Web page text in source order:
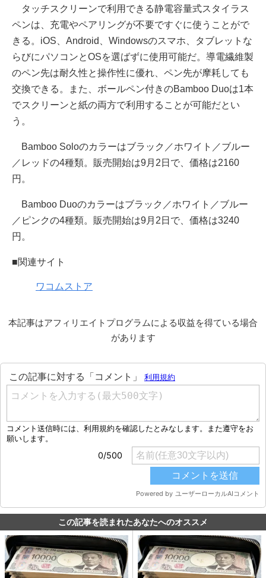
タッチスクリーンで利用できる静電容量式スタイラス
ペンは、充電やペアリングが不要ですぐに使うことがで
きる。iOS、Android、Windowsのスマホ、タブレットな
らびにパソコンとOSを選ばずに使用可能だ。導電繊維製
のペン先は耐久性と操作性に優れ、ペン先が摩耗しても
交換できる。また、ボールペン付きのBamboo Duoは1本
でスクリーンと紙の両方で利用することが可能だとい
う。
Bamboo Soloのカラーはブラック／ホワイト／ブルー
／レッドの4種類。販売開始は9月2日で、価格は2160
円。
Bamboo Duoのカラーはブラック／ホワイト／ブルー
／ピンクの4種類。販売開始は9月2日で、価格は3240
円。
■関連サイト
ワコムストア
本記事はアフィリエイトプログラムによる収益を得ている場合
があります
この記事を読まれたあなたへのオススメ